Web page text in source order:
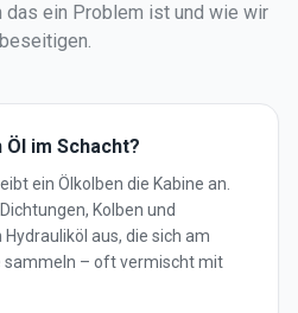
das ein Problem ist und wie wir
im Schacht?
ein Ölkolben die Kabine an.
Kolben und
Hydrauliköl aus, die sich am
sammeln – oft vermischt mit